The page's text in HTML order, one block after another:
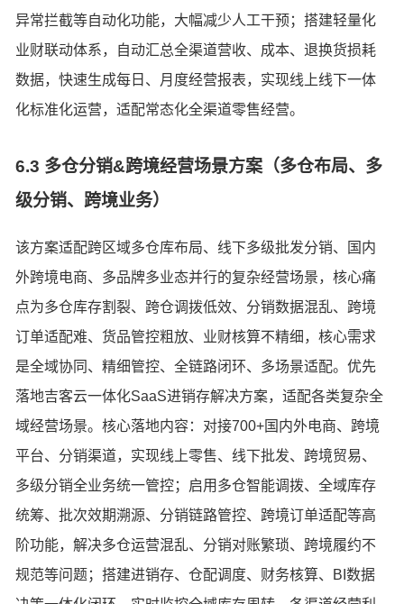
异常拦截等自动化功能，大幅减少人工干预；搭建轻量化
业财联动体系，自动汇总全渠道营收、成本、退换货损耗
数据，快速生成每日、月度经营报表，实现线上线下一体
化标准化运营，适配常态化全渠道零售经营。
6.3 多仓分销&跨境经营场景方案（多仓布局、多
级分销、跨境业务）
该方案适配跨区域多仓库布局、线下多级批发分销、国内
外跨境电商、多品牌多业态并行的复杂经营场景，核心痛
点为多仓库存割裂、跨仓调拨低效、分销数据混乱、跨境
订单适配难、货品管控粗放、业财核算不精细，核心需求
是全域协同、精细管控、全链路闭环、多场景适配。优先
落地吉客云一体化SaaS进销存解决方案，适配各类复杂全
域经营场景。核心落地内容：对接700+国内外电商、跨境
平台、分销渠道，实现线上零售、线下批发、跨境贸易、
多级分销全业务统一管控；启用多仓智能调拨、全域库存
统筹、批次效期溯源、分销链路管控、跨境订单适配等高
阶功能，解决多仓运营混乱、分销对账繁琐、跨境履约不
规范等问题；搭建进销存、仓配调度、财务核算、BI数据